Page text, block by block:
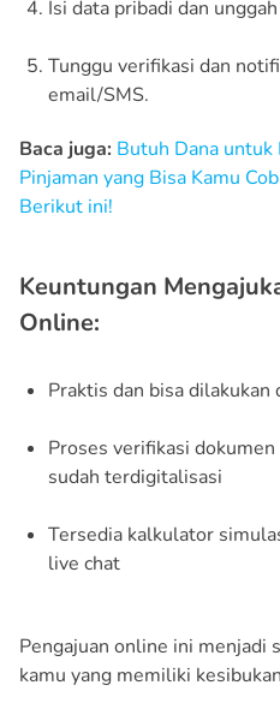
Isi data pribadi dan
Tunggu verifikasi dan
email/SMS.
Baca juga: Butuh Dana untuk
Pinjaman yang Bisa Kamu
Berikut ini!
Keuntungan
Online:
Praktis dan bisa dilakukan
Proses verifikasi
sudah terdigitalisasi
Tersedia kalkulator
live chat
Pengajuan online ini menjadi
kamu yang memiliki